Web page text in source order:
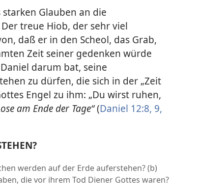
Glauben an die
Der treue Hiob, der sehr viel
daß er in den Scheol, das Grab,
Zeit seiner gedenken würde
darum bat, seine
zu dürfen, die sich in der „Zeit
Engel zu ihm: „Du wirst ruhen,
am Ende der Tage“(Daniel 12:8, 9,
werden auf der Erde auferstehen? (b)
die vor ihrem Tod Diener Gottes waren?